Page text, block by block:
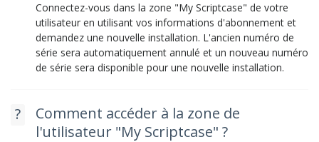
Connectez-vous dans la zone "My Scriptcase" de votre
utilisateur en utilisant vos informations d'abonnement et
demandez une nouvelle installation. L'ancien numéro de
série sera automatiquement annulé et un nouveau numéro
de série sera disponible pour une nouvelle installation.
Comment accéder à la zone de
l'utilisateur "My Scriptcase" ?